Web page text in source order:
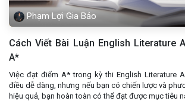
Phạm Lợi Gia Bảo
Cách Viết Bài Luận English Literature
A*
Việc đạt điểm A* trong kỳ thi English Literature
điều dễ dàng, nhưng nếu bạn có chiến lược và
hiệu quả, bạn hoàn toàn có thể đạt được mục tiêu